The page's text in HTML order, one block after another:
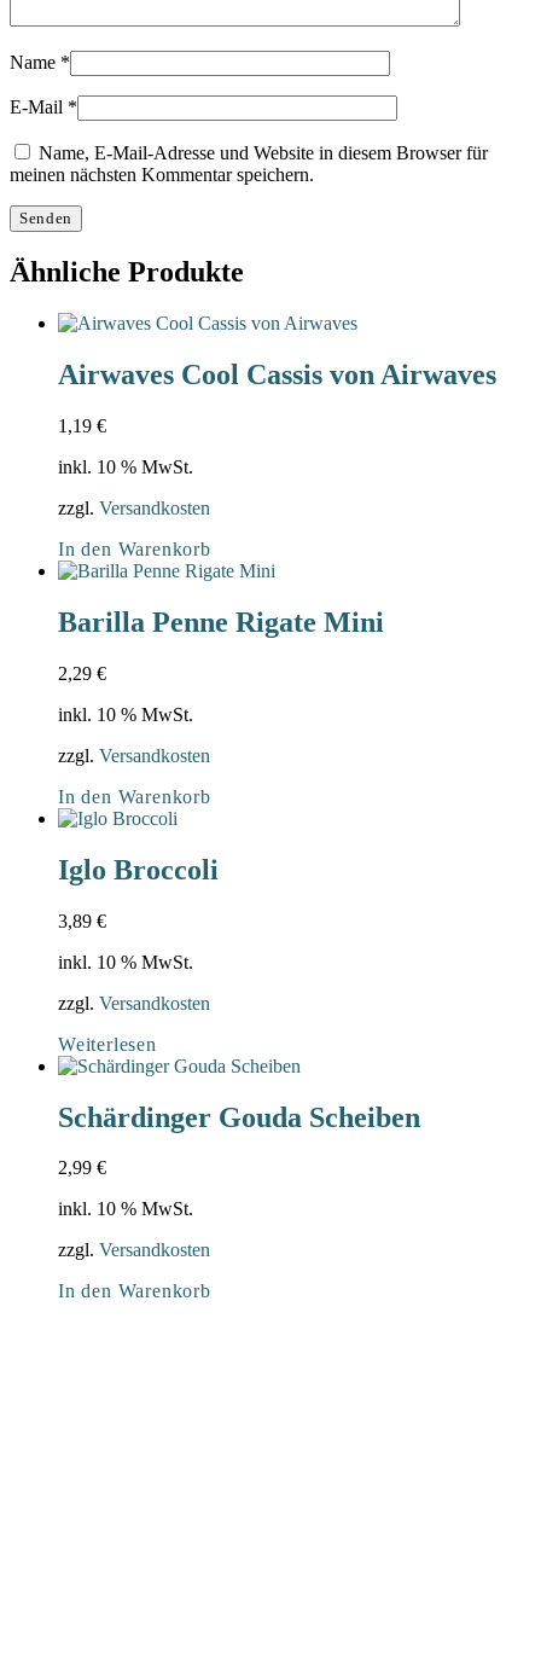
Name *
E-Mail *
Name, E-Mail-Adresse und Website in diesem Browser für
meinen nächsten Kommentar speichern.
Ähnliche Produkte
Airwaves Cool Cassis von Airwaves
1,19 €
inkl. 10 % MwSt.
zzgl. Versandkosten
In den Warenkorb
Barilla Penne Rigate Mini
2,29 €
inkl. 10 % MwSt.
zzgl. Versandkosten
In den Warenkorb
Iglo Broccoli
3,89 €
inkl. 10 % MwSt.
zzgl. Versandkosten
Weiterlesen
Schärdinger Gouda Scheiben
2,99 €
inkl. 10 % MwSt.
zzgl. Versandkosten
In den Warenkorb